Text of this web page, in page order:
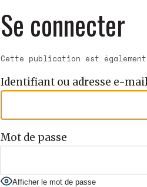
Se connecter
Cette publication est
Identifiant ou adresse e-
Mot de passe
Afficher le mot de passe